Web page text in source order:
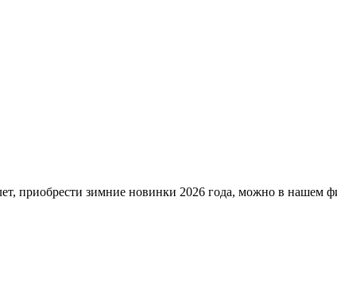
приобрести зимние новинки 2026 года, можно в нашем